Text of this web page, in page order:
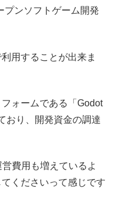
プンソフトゲーム開発
用することが出来ま
ォームである「Godot
おり、開発資金の調達
費用も増えているよ
くださいって感じです